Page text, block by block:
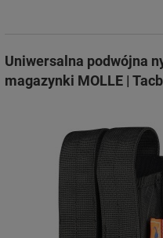
Uniwersalna podwójna
magazynki MOLLE |